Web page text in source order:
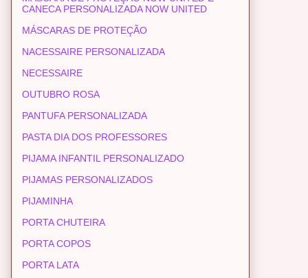
CANECA PERSONALIZADA NOW UNITED
MÁSCARAS DE PROTEÇÃO
NACESSAIRE PERSONALIZADA
NECESSAIRE
OUTUBRO ROSA
PANTUFA PERSONALIZADA
PASTA DIA DOS PROFESSORES
PIJAMA INFANTIL PERSONALIZADO
PIJAMAS PERSONALIZADOS
PIJAMINHA
PORTA CHUTEIRA
PORTA COPOS
PORTA LATA